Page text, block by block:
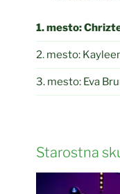
1. mesto:
2. mesto:
3. mesto: Eva
Starostna